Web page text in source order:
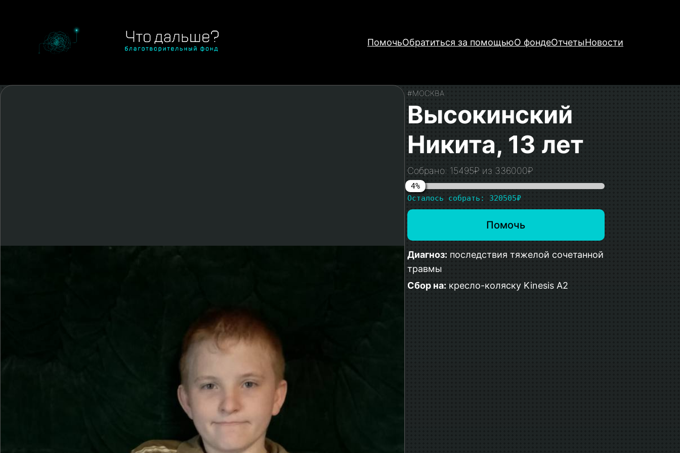
ПомочьОбратиться за помощьюО фондеОтчетыНовости
#МОСКВА
Высокинский
Никита, 13 лет
Собрано: 15495₽ из 336000₽
4%
Осталось собрать: 320505₽
Помочь
Диагноз: последствия тяжелой сочетанной
травмы
Сбор на: кресло-коляску Kinesis A2